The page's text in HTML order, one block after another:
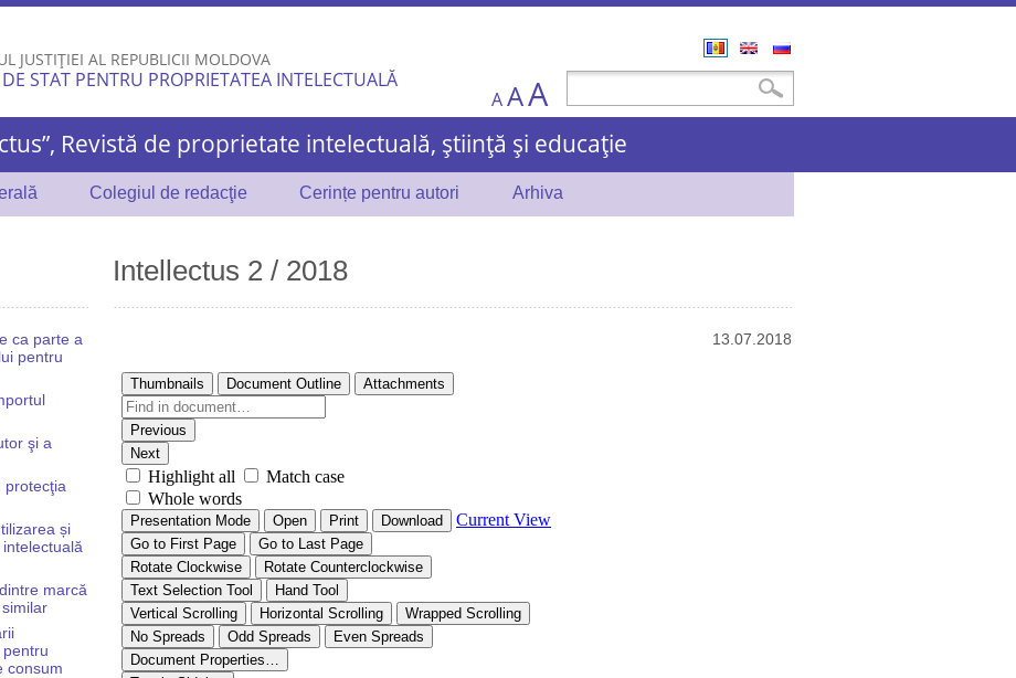
Skip to
content
JUSTIȚIEI AL REPUBLICII MOLDOVA
STAT PENTRU PROPRIETATEA INTELECTUALĂ Căutare
A AA
Revistă de proprietate intelectuală, știință și educație
Colegiul de redacţie Cerințe pentru autori Arhiva
ca parte a
pentru
şi a
protecţia
și
marcă
consum
Intellectus 2 / 2018
13.07.2018